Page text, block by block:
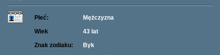
Płeć:
Mężczyzna
Wiek
43 lat
Znak zodiaku:
Byk